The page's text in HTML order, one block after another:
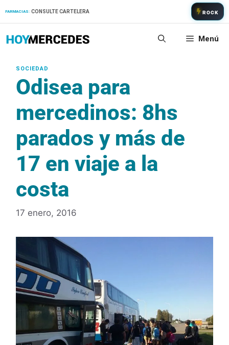
FARMACIAS: CONSULTE CARTELERA ROCK
Menú
Odisea para
mercedinos: 8hs
parados y más de
17 en viaje a la
costa
17 enero, 2016